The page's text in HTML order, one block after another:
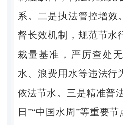
系。 二是执法管控增效
督长效机制，规范节水
裁量基准，严厉查处
水、浪费用水等违法行
依法节水。 三是精准普
日”“中国水周”等重要节